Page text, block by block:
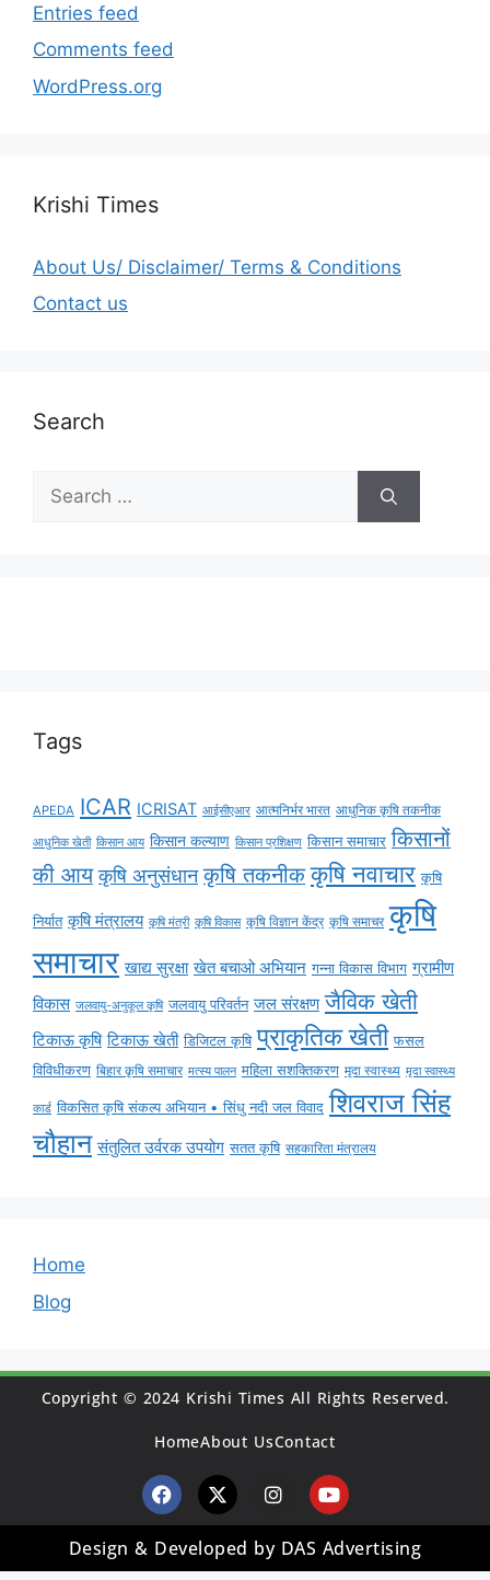
Entries feed
Comments feed
WordPress.org
Krishi Times
About Us/ Disclaimer/ Terms & Conditions
Contact us
Search
Tags
APEDA ICAR ICRISAT आईसीएआर आत्मनिर्भर भारत आधुनिक कृषि तकनीक
आधुनिक खेती किसान आय किसान कल्याण किसान प्रशिक्षण किसान समाचार किसानों
की आय कृषि अनुसंधान कृषि तकनीक कृषि नवाचार कृषि
निर्यात कृषि मंत्रालय कृषि मंत्री कृषि विकास कृषि विज्ञान केंद्र कृषि समाचर कृषि
समाचार खाद्य सुरक्षा खेत बचाओ अभियान गन्ना विकास विभाग ग्रामीण
विकास जलवायु-अनुकूल कृषि जलवायु परिवर्तन जल संरक्षण जैविक खेती
टिकाऊ कृषि टिकाऊ खेती डिजिटल कृषि प्राकृतिक खेती फसल
विविधीकरण बिहार कृषि समाचार मत्स्य पालन महिला सशक्तिकरण मृदा स्वास्थ्य मृदा स्वास्थ्य
कार्ड विकसित कृषि संकल्प अभियान • सिंधु नदी जल विवाद शिवराज सिंह
चौहान संतुलित उर्वरक उपयोग सतत कृषि सहकारिता मंत्रालय
Home
Blog
Copyright © 2024 Krishi Times All Rights Reserved.
HomeAbout UsContact
Design & Developed by DAS Advertising